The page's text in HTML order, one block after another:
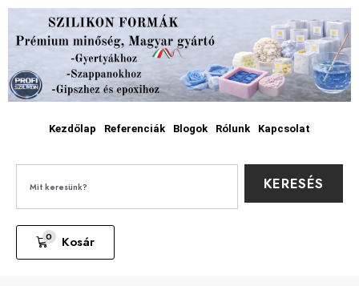
Kezdőlap Referenciák Blogok Rólunk Kapcsolat
KERESÉS
0 Kosár